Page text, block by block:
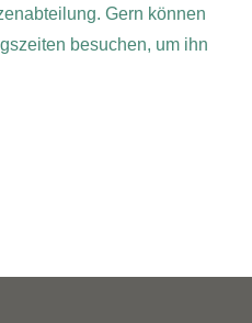
Gern können
besuchen, um ihn